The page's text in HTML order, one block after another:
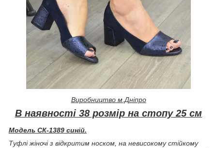
Виробництво м.Дніпро
В наявності 38 розмір на стопу 25 см
Модель СК-1389 синій.
Туфлі жіночі з відкритим носком, на невисокому стійкому